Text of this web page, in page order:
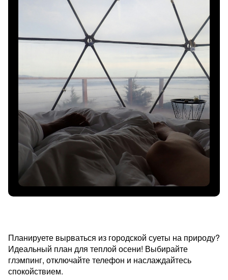
Планируете вырваться из городской суеты на природу?
Идеальный план для теплой осени! Выбирайте
глэмпинг, отключайте телефон и наслаждайтесь
спокойствием.